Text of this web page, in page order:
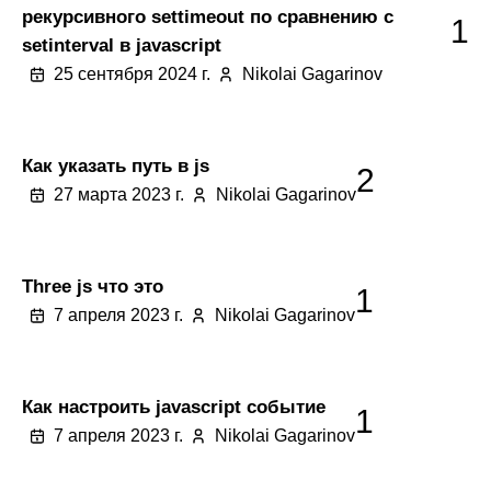
рекурсивного settimeout по сравнению с
setinterval в javascript
25 сентября 2024 г. Nikolai Gagarinov
1
Как указать путь в js
27 марта 2023 г. Nikolai Gagarinov2
Three js что это
7 апреля 2023 г. Nikolai Gagarinov1
Как настроить javascript событие
7 апреля 2023 г. Nikolai Gagarinov1